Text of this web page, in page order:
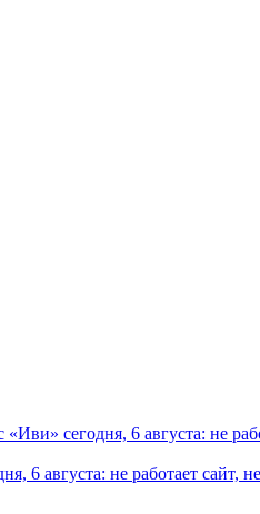
«Иви» сегодня, 6 августа: не
6 августа: не работает сайт,